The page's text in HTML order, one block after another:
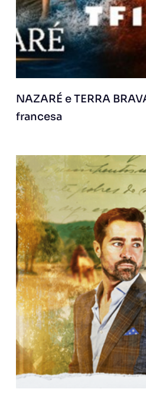
NAZARÉ e TERRA
francesa